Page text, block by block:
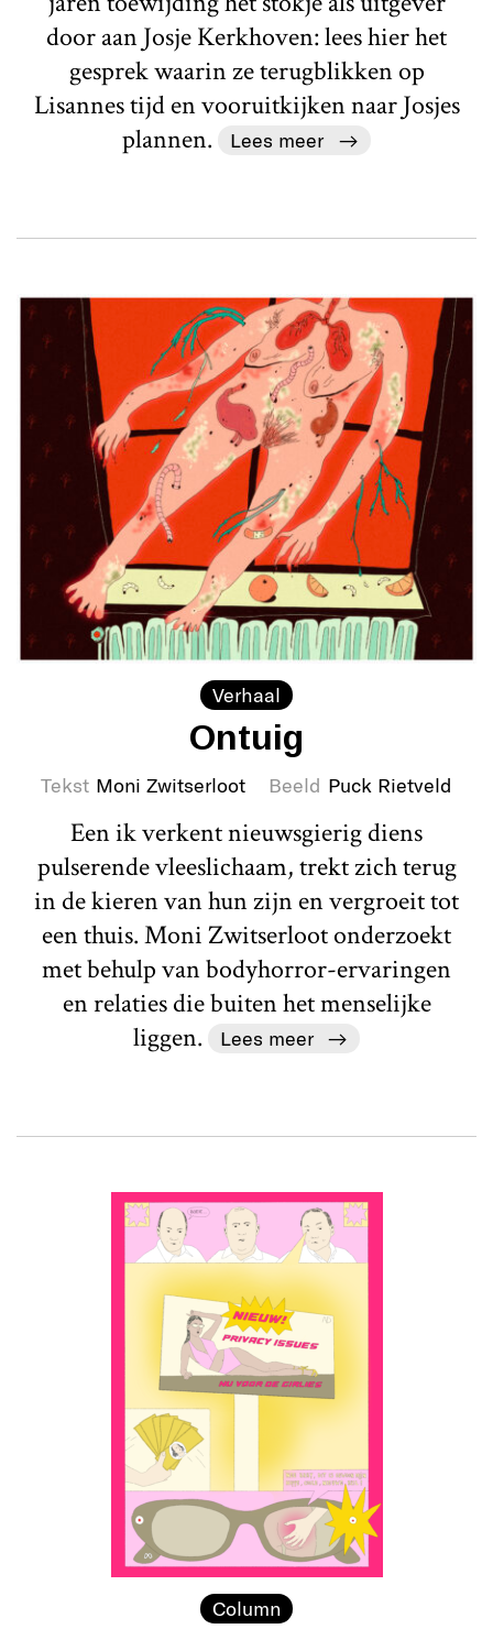
door aan Josje Kerkhoven: lees hier het
gesprek waarin ze terugblikken op
Lisannes tijd en vooruitkijken naar Josjes
plannen.
Lees meer
Verhaal
Ontuig
Tekst Moni Zwitserloot Beeld Puck Rietveld
Een ik verkent nieuwsgierig diens
pulserende vleeslichaam, trekt zich terug
in de kieren van hun zijn en vergroeit tot
een thuis. Moni Zwitserloot onderzoekt
met behulp van bodyhorror-ervaringen
en relaties die buiten het menselijke
liggen.
Lees meer
Column